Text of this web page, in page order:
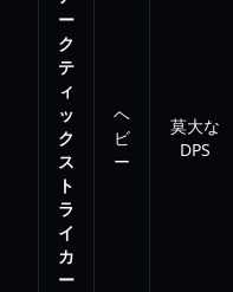
ー
ク
テ
ィ
ッ
ク
ス
ト
ラ
イ
カ
ー
ヘ
ビ
ー
莫大な
DPS